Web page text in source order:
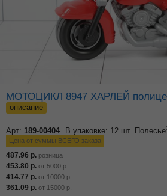
МОТОЦИКЛ 8947 ХАРЛЕЙ
описание
Арт: 189-00404 В упаковке: 12 шт. Полесье
Цена от суммы ВСЕГО заказа
487.96 р. розница
453.80 р. от 5000 р.
414.77 р. от 10000 р.
361.09 р. от 15000 р.